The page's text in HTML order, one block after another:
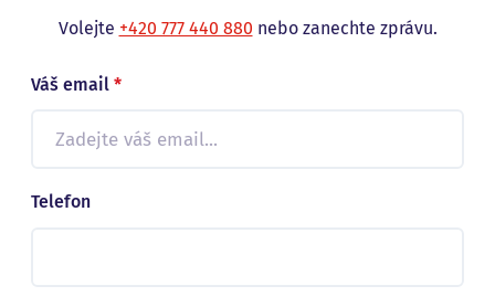
Volejte +420 777 440 880 nebo zanechte zprávu.
Váš email *
Telefon